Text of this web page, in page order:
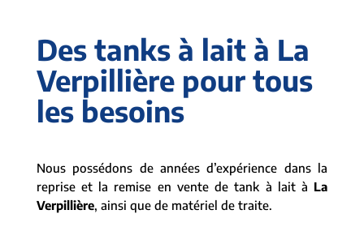
Des tanks à lait à La
Verpillière pour tous
les besoins
Nous possédons de années d’expérience dans la
reprise et la remise en vente de tank à lait à La
Verpillière, ainsi que de matériel de traite.